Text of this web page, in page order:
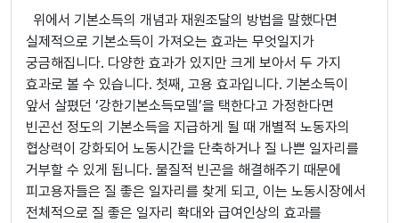
위에서 기본소득의 개념과 재원조달의 방법을 말했다면
실제적으로 기본소득이 가져오는 효과는 무엇일지가
궁금해집니다. 다양한 효과가 있지만 크게 보아서 두 가지
효과로 볼 수 있습니다. 첫째, 고용 효과입니다. 기본소득이
앞서 살폈던 ‘강한기본소득모델’을 택한다고 가정한다면
빈곤선 정도의 기본소득을 지급하게 될 때 개별적 노동자의
협상력이 강화되어 노동시간을 단축하거나 질 나쁜 일자리를
거부할 수 있게 됩니다. 물질적 빈곤을 해결해주기 때문에
피고용자들은 질 좋은 일자리를 찾게 되고, 이는 노동시장에서
전체적으로 질 좋은 일자리 확대와 급여인상의 효과를